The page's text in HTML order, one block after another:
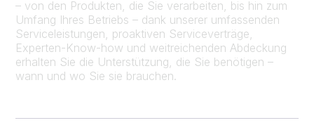
– von den Produkten, die Sie verarbeiten, bis hin zum
Umfang Ihres Betriebs – dank unserer umfassenden
Serviceleistungen, proaktiven Serviceverträge,
Experten-Know-how und weitreichenden Abdeckung
erhalten Sie die Unterstützung, die Sie benötigen –
wann und wo Sie sie brauchen.